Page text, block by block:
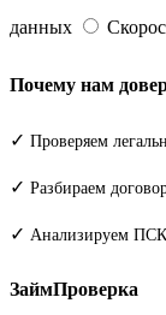
данных
Почему нам
✓ Проверяем
✓ Разбираем
✓ Анализируем
ЗаймПроверка